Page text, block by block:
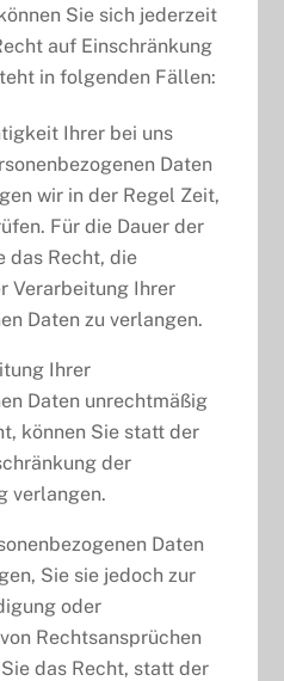
Sie sich jederzeit
auf Einschränkung
in folgenden Fällen:
Ihrer bei uns
Daten
wir in der Regel Zeit,
Für die Dauer der
das Recht, die
Verarbeitung Ihrer
Daten zu verlangen.
Ihrer
Daten unrechtmäßig
können Sie statt der
der
verlangen.
Daten
Sie sie jedoch zur
oder
Rechtsansprüchen
das Recht, statt der